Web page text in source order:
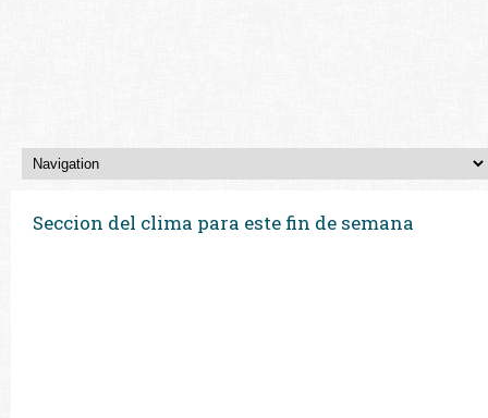
Seccion del clima para este fin de semana